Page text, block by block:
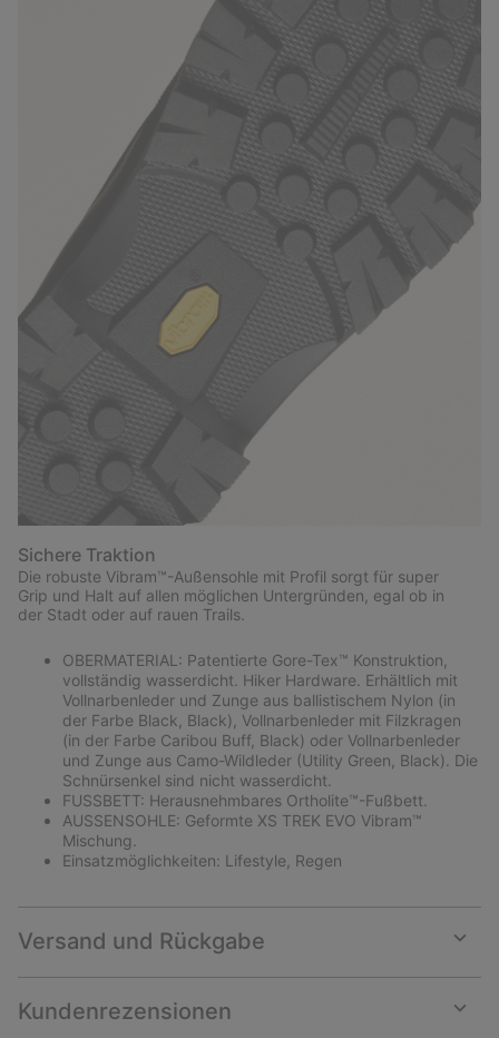
Sichere Traktion
Die robuste Vibram™-Außensohle mit Profil sorgt für super
Grip und Halt auf allen möglichen Untergründen, egal ob in
der Stadt oder auf rauen Trails.
OBERMATERIAL: Patentierte Gore-Tex™ Konstruktion,
vollständig wasserdicht. Hiker Hardware. Erhältlich mit
Vollnarbenleder und Zunge aus ballistischem Nylon (in
der Farbe Black, Black), Vollnarbenleder mit Filzkragen
(in der Farbe Caribou Buff, Black) oder Vollnarbenleder
und Zunge aus Camo-Wildleder (Utility Green, Black). Die
Schnürsenkel sind nicht wasserdicht.
FUSSBETT: Herausnehmbares Ortholite™-Fußbett.
AUSSENSOHLE: Geformte XS TREK EVO Vibram™
Mischung.
Einsatzmöglichkeiten: Lifestyle, Regen
Versand und Rückgabe
or
Kundenrezensionen